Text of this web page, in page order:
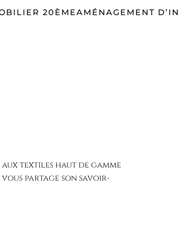
20ÈMEAMÉNAGEMENT
textiles haut de gamme
vous partage son savoir-